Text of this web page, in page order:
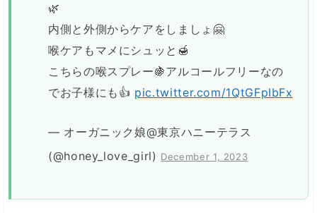
🌿
内側と外側からケアをしましょ🤗
喉ケアもマメにシュッと🍯
こちらの喉スプレー🍇アルコールフリーなの
でお子様にも👍 pic.twitter.com/1QtGFpIbFx
— オーガニック娘@東京ハニーテラス
(@honey_love_girl) December 1, 2023